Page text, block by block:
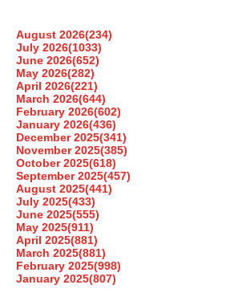
August 2026(234)
July 2026(1033)
June 2026(652)
May 2026(282)
April 2026(221)
March 2026(644)
February 2026(602)
January 2026(436)
December 2025(341)
November 2025(385)
October 2025(618)
September 2025(457)
August 2025(441)
July 2025(433)
June 2025(555)
May 2025(911)
April 2025(881)
March 2025(881)
February 2025(998)
January 2025(807)